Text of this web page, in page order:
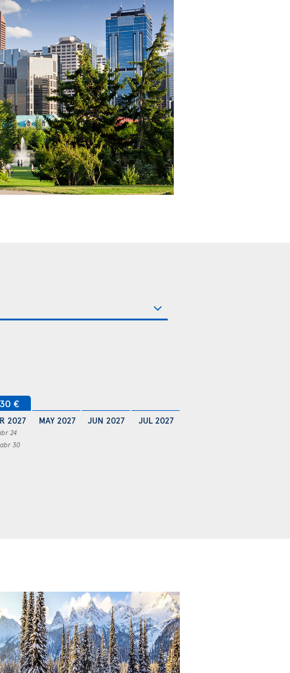
€
2027
24
30
MAY 2027 JUN 2027 JUL 2027